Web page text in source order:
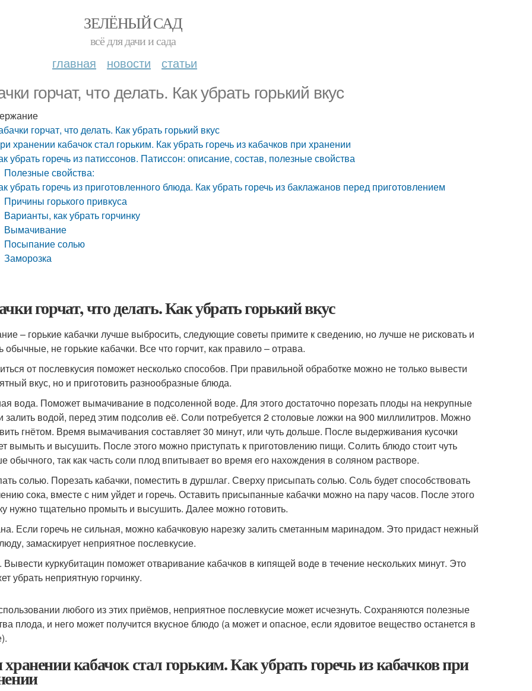
ЗЕЛЁНЫЙ САД
всё для дачи и сада
главная новости статьи
горчат, что делать. Как убрать горький вкус
горчат, что делать. Как убрать горький вкус
хранении кабачок стал горьким. Как убрать горечь из кабачков при хранении
убрать горечь из патиссонов. Патиссон: описание, состав, полезные свойства
Полезные свойства:
убрать горечь из приготовленного блюда. Как убрать горечь из баклажанов перед приготовлением
Причины горького привкуса
Варианты, как убрать горчинку
Вымачивание
Посыпание солью
Заморозка
горчат, что делать. Как убрать горький вкус
– горькие кабачки лучше выбросить, следующие советы примите к сведению, но лучше не рисковать и
обычные, не горькие кабачки. Все что горчит, как правило – отрава.
от послевкусия поможет несколько способов. При правильной обработке можно не только вывести
вкус, но и приготовить разнообразные блюда.
вода. Поможет вымачивание в подсоленной воде. Для этого достаточно порезать плоды на некрупные
залить водой, перед этим подсолив её. Соли потребуется 2 столовые ложки на 900 миллилитров. Можно
гнётом. Время вымачивания составляет 30 минут, или чуть дольше. После выдерживания кусочки
вымыть и высушить. После этого можно приступать к приготовлению пищи. Солить блюдо стоит чуть
обычного, так как часть соли плод впитывает во время его нахождения в соляном растворе.
солью. Порезать кабачки, поместить в дуршлаг. Сверху присыпать солью. Соль будет способствовать
сока, вместе с ним уйдет и горечь. Оставить присыпанные кабачки можно на пару часов. После этого
нужно тщательно промыть и высушить. Далее можно готовить.
Если горечь не сильная, можно кабачковую нарезку залить сметанным маринадом. Это придаст нежный
замаскирует неприятное послевкусие.
Вывести куркубитацин поможет отваривание кабачков в кипящей воде в течение нескольких минут. Это
убрать неприятную горчинку.
любого из этих приёмов, неприятное послевкусие может исчезнуть. Сохраняются полезные
плода, и него может получится вкусное блюдо (а может и опасное, если ядовитое вещество останется в
кабачок стал горьким. Как убрать горечь из кабачков при